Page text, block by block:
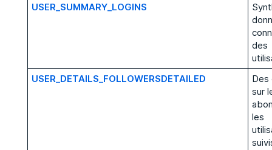
USER_SUMMARY_LOGINS
des
USER_DETAILS_FOLLOWERSDETAILED
Des
sur
les